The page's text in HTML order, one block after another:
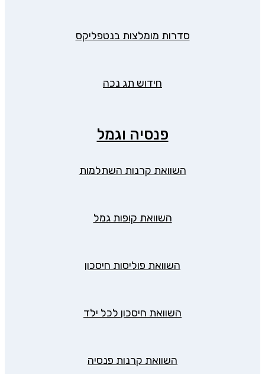
סדרות מומלצות בנטפליקס
חידוש תג נכה
פנסיה וגמל
השוואת קרנות השתלמות
השוואת קופות גמל
השוואת פוליסות חיסכון
השוואת חיסכון לכל ילד
השוואת קרנות פנסיה